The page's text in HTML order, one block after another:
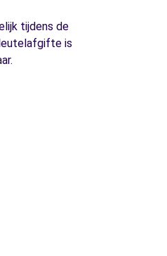
tijdens de
is